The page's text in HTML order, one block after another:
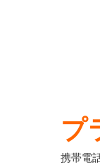
プ
携帯電